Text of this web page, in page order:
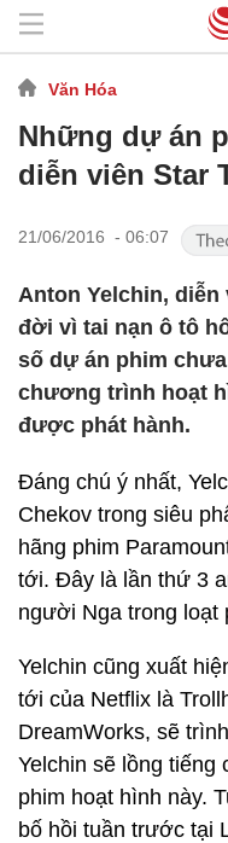
Văn Hóa
Những dự án
diễn viên Star
21/06/2016 - 06:07
Anton Yelchin, diễn
đời vì tai nạn ô tô
số dự án phim
chương trình hoạt
được phát hành.
Đáng chú ý nhất,
Chekov trong siêu
hãng phim
tới. Đây là lần thứ 3
người Nga trong loạt
Yelchin cũng xuất
tới của Netflix là
DreamWorks, sẽ
Yelchin sẽ lồng tiếng
phim hoạt hình này.
bố hồi tuần trước tại